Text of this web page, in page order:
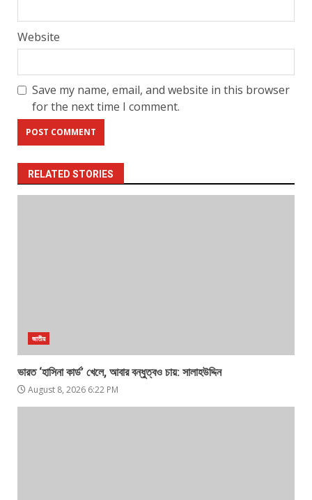
Website
Save my name, email, and website in this browser
for the next time I comment.
RELATED STORIES
জাতীয়
ভারত ‘হাসিনা কার্ড’ খেলে, আবার বন্ধুত্বও চায়: সালাহউদ্দিন
August 8, 2026 6:22 PM